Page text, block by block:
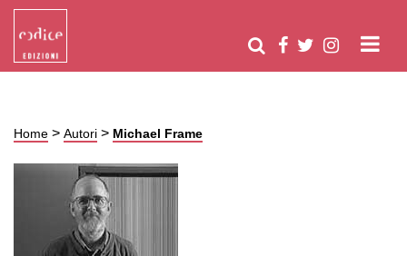
Home > Autori > Michael Frame